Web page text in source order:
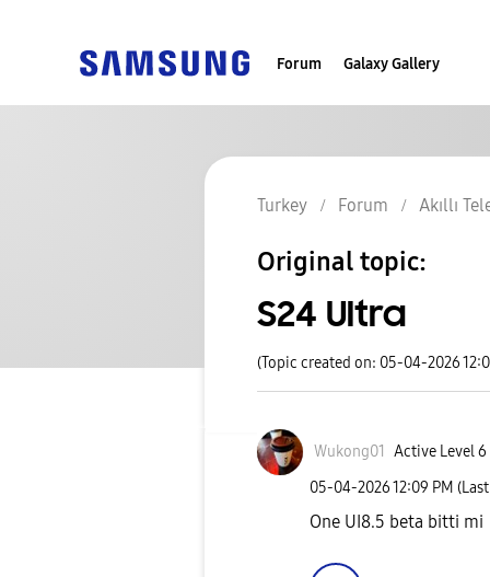
Forum Galaxy Gallery
Turkey Forum Akıllı
Original topic:
S24 Ultra
(Topic created on: 05-04-2026
Wukong01
Active Level 6
‎05-04-202612:09 PM
One UI8.5 beta bitti mi